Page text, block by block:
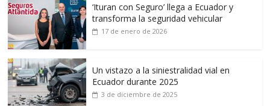
‘Ituran con Seguro’ llega a Ecuador y
transforma la seguridad vehicular
17 de enero de 2026
Un vistazo a la siniestralidad vial en
Ecuador durante 2025
3 de diciembre de 2025